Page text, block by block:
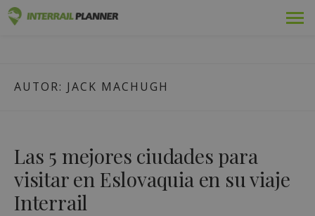
Pases
Guías de países
Cerrar sesión
INTERRAIL
AUTOR: JACK MACHUGH
Las 5 mejores ciudades para
visitar en Eslovaquia en su viaje
Interrail